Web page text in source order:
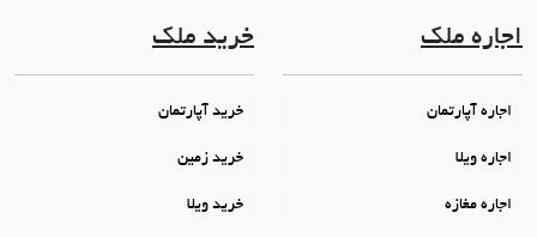
اجاره ملک
اجاره آپارتمان
اجاره ویلا
اجاره مغازه
خرید ملک
خرید آپارتمان
خرید زمین
خرید ویلا